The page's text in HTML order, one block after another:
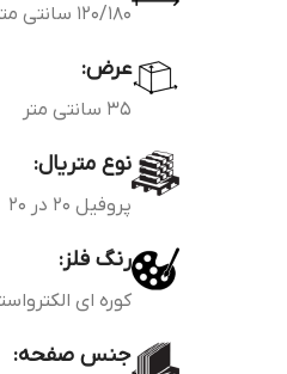
120/180 سانتی متر
عرض:
35 سانتی متر
نوع متریال:
پروفیل 20 در 20
رنگ فلز:
کوره ای
جنس صفحه: